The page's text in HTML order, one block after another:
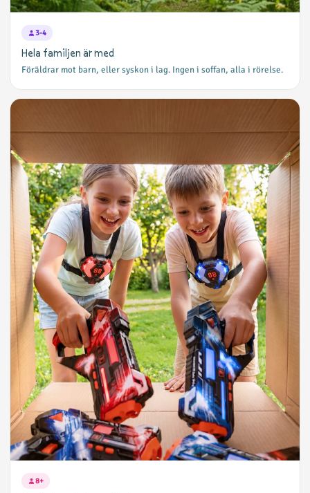
3-4
Hela familjen är med
Föräldrar mot barn, eller syskon i lag. Ingen i soffan, alla i rörelse.
8+